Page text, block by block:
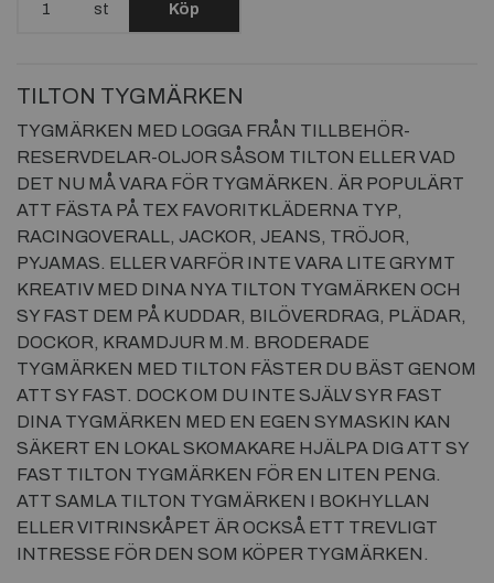
st Köp
TILTON TYGMÄRKEN
TYGMÄRKEN MED LOGGA FRÅN TILLBEHÖR-
RESERVDELAR-OLJOR SÅSOM TILTON ELLER VAD
DET NU MÅ VARA FÖR TYGMÄRKEN. ÄR POPULÄRT
ATT FÄSTA PÅ TEX FAVORITKLÄDERNA TYP,
RACINGOVERALL, JACKOR, JEANS, TRÖJOR,
PYJAMAS. ELLER VARFÖR INTE VARA LITE GRYMT
KREATIV MED DINA NYA TILTON TYGMÄRKEN OCH
SY FAST DEM PÅ KUDDAR, BILÖVERDRAG, PLÄDAR,
DOCKOR, KRAMDJUR M.M. BRODERADE
TYGMÄRKEN MED TILTON FÄSTER DU BÄST GENOM
ATT SY FAST. DOCK OM DU INTE SJÄLV SYR FAST
DINA TYGMÄRKEN MED EN EGEN SYMASKIN KAN
SÄKERT EN LOKAL SKOMAKARE HJÄLPA DIG ATT SY
FAST TILTON TYGMÄRKEN FÖR EN LITEN PENG.
ATT SAMLA TILTON TYGMÄRKEN I BOKHYLLAN
ELLER VITRINSKÅPET ÄR OCKSÅ ETT TREVLIGT
INTRESSE FÖR DEN SOM KÖPER TYGMÄRKEN.